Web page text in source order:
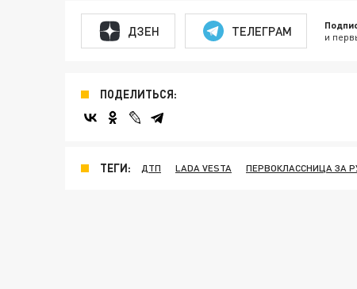
ДЗЕН ТЕЛЕГРАМ и
ПОДЕЛИТЬСЯ:
ТЕГИ: ДТП LADA VESTA ПЕРВОКЛАССНИЦА ЗА